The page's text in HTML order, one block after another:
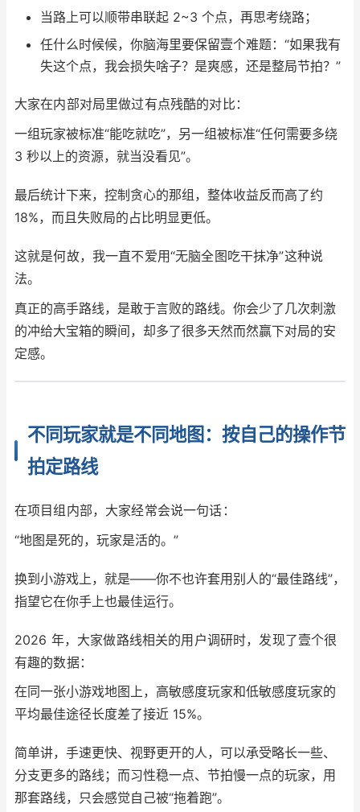
当路上可以顺带串联起 2~3 个点，再思考绕路；
任什么时候候，你脑海里要保留壹个难题：“如果我有
失这个点，我会损失啥子？是爽感，还是整局节拍？”
大家在内部对局里做过有点残酷的对比：
一组玩家被标准“能吃就吃”，另一组被标准“任何需要多绕
3 秒以上的资源，就当没看见”。
最后统计下来，控制贪心的那组，整体收益反而高了约
18%，而且失败局的占比明显更低。
这就是何故，我一直不爱用“无脑全图吃干抹净”这种说
法。
真正的高手路线，是敢于言败的路线。你会少了几次刺激
的冲给大宝箱的瞬间，却多了很多天然而然赢下对局的安
定感。
不同玩家就是不同地图：按自己的操作节
拍定路线
在项目组内部，大家经常会说一句话：
“地图是死的，玩家是活的。”
换到小游戏上，就是——你不也许套用别人的“最佳路线”，
指望它在你手上也最佳运行。
2026 年，大家做路线相关的用户调研时，发现了壹个很
有趣的数据：
在同一张小游戏地图上，高敏感度玩家和低敏感度玩家的
平均最佳途径长度差了接近 15%。
简单讲，手速更快、视野更开的人，可以承受略长一些、
分支更多的路线；而习性稳一点、节拍慢一点的玩家，用
那套路线，只会感觉自己被“拖着跑”。